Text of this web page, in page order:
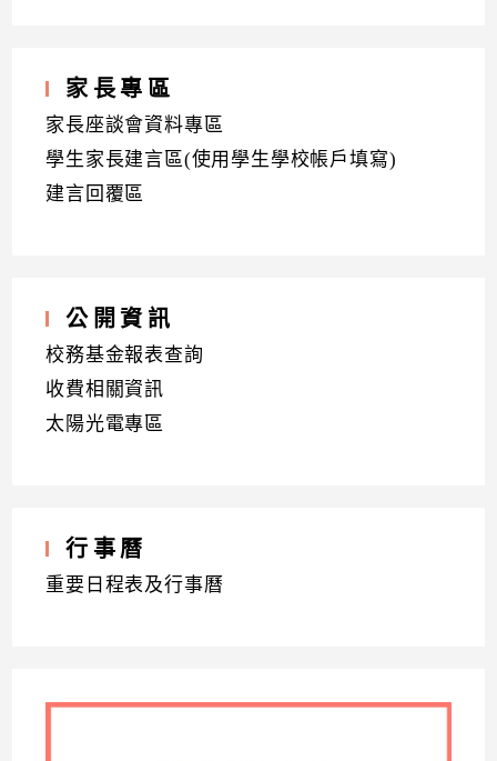
家長專區
家長座談會資料專區
學生家長建言區(使用學生學校帳戶填寫)
建言回覆區
公開資訊
校務基金報表查詢
收費相關資訊
太陽光電專區
行事曆
重要日程表及行事曆